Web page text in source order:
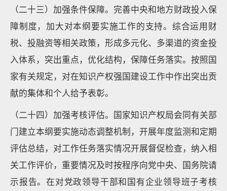
（二十三）加强条件保障。完善中央和地方财政投入保
障制度，加大对本纲要实施工作的支持。综合运用财
税、投融资等相关政策，形成多元化、多渠道的资金投
入体系，突出重点，优化结构，保障任务落实。按照国
家有关规定，对在知识产权强国建设工作中作出突出贡
献的集体和个人给予表彰。
（二十四）加强考核评估。国家知识产权局会同有关部
门建立本纲要实施动态调整机制，开展年度监测和定期
评估总结，对工作任务落实情况开展督促检查，纳入相
关工作评价，重要情况及时按程序向党中央、国务院请
示报告。在对党政领导干部和国有企业领导班子考核